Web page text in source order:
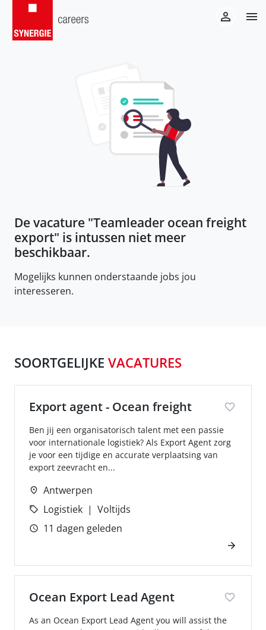
De vacature "Teamleader ocean freight
export" is intussen niet meer
beschikbaar.
Mogelijks kunnen onderstaande jobs jou
interesseren.
SOORTGELIJKE VACATURES
Export agent - Ocean freight
Ben jij een organisatorisch talent met een passie
voor internationale logistiek? Als Export Agent zorg
je voor een tijdige en accurate verplaatsing van
export zeevracht en...
Antwerpen
Logistiek
Voltijds
11 dagen geleden
Ocean Export Lead Agent
As an Ocean Export Lead Agent you will assist the